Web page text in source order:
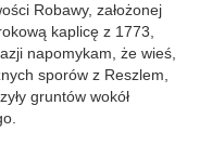
Robawy, założonej
kaplicę z 1773,
napomykam, że wieś,
sporów z Reszlem,
gruntów wokół